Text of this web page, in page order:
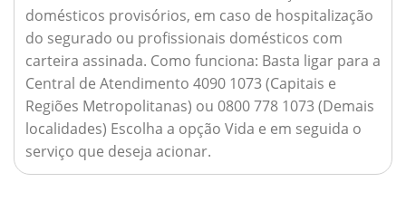
domésticos provisórios, em caso de hospitalização
do segurado ou profissionais domésticos com
carteira assinada. Como funciona: Basta ligar para a
Central de Atendimento 4090 1073 (Capitais e
Regiões Metropolitanas) ou 0800 778 1073 (Demais
localidades) Escolha a opção Vida e em seguida o
serviço que deseja acionar.